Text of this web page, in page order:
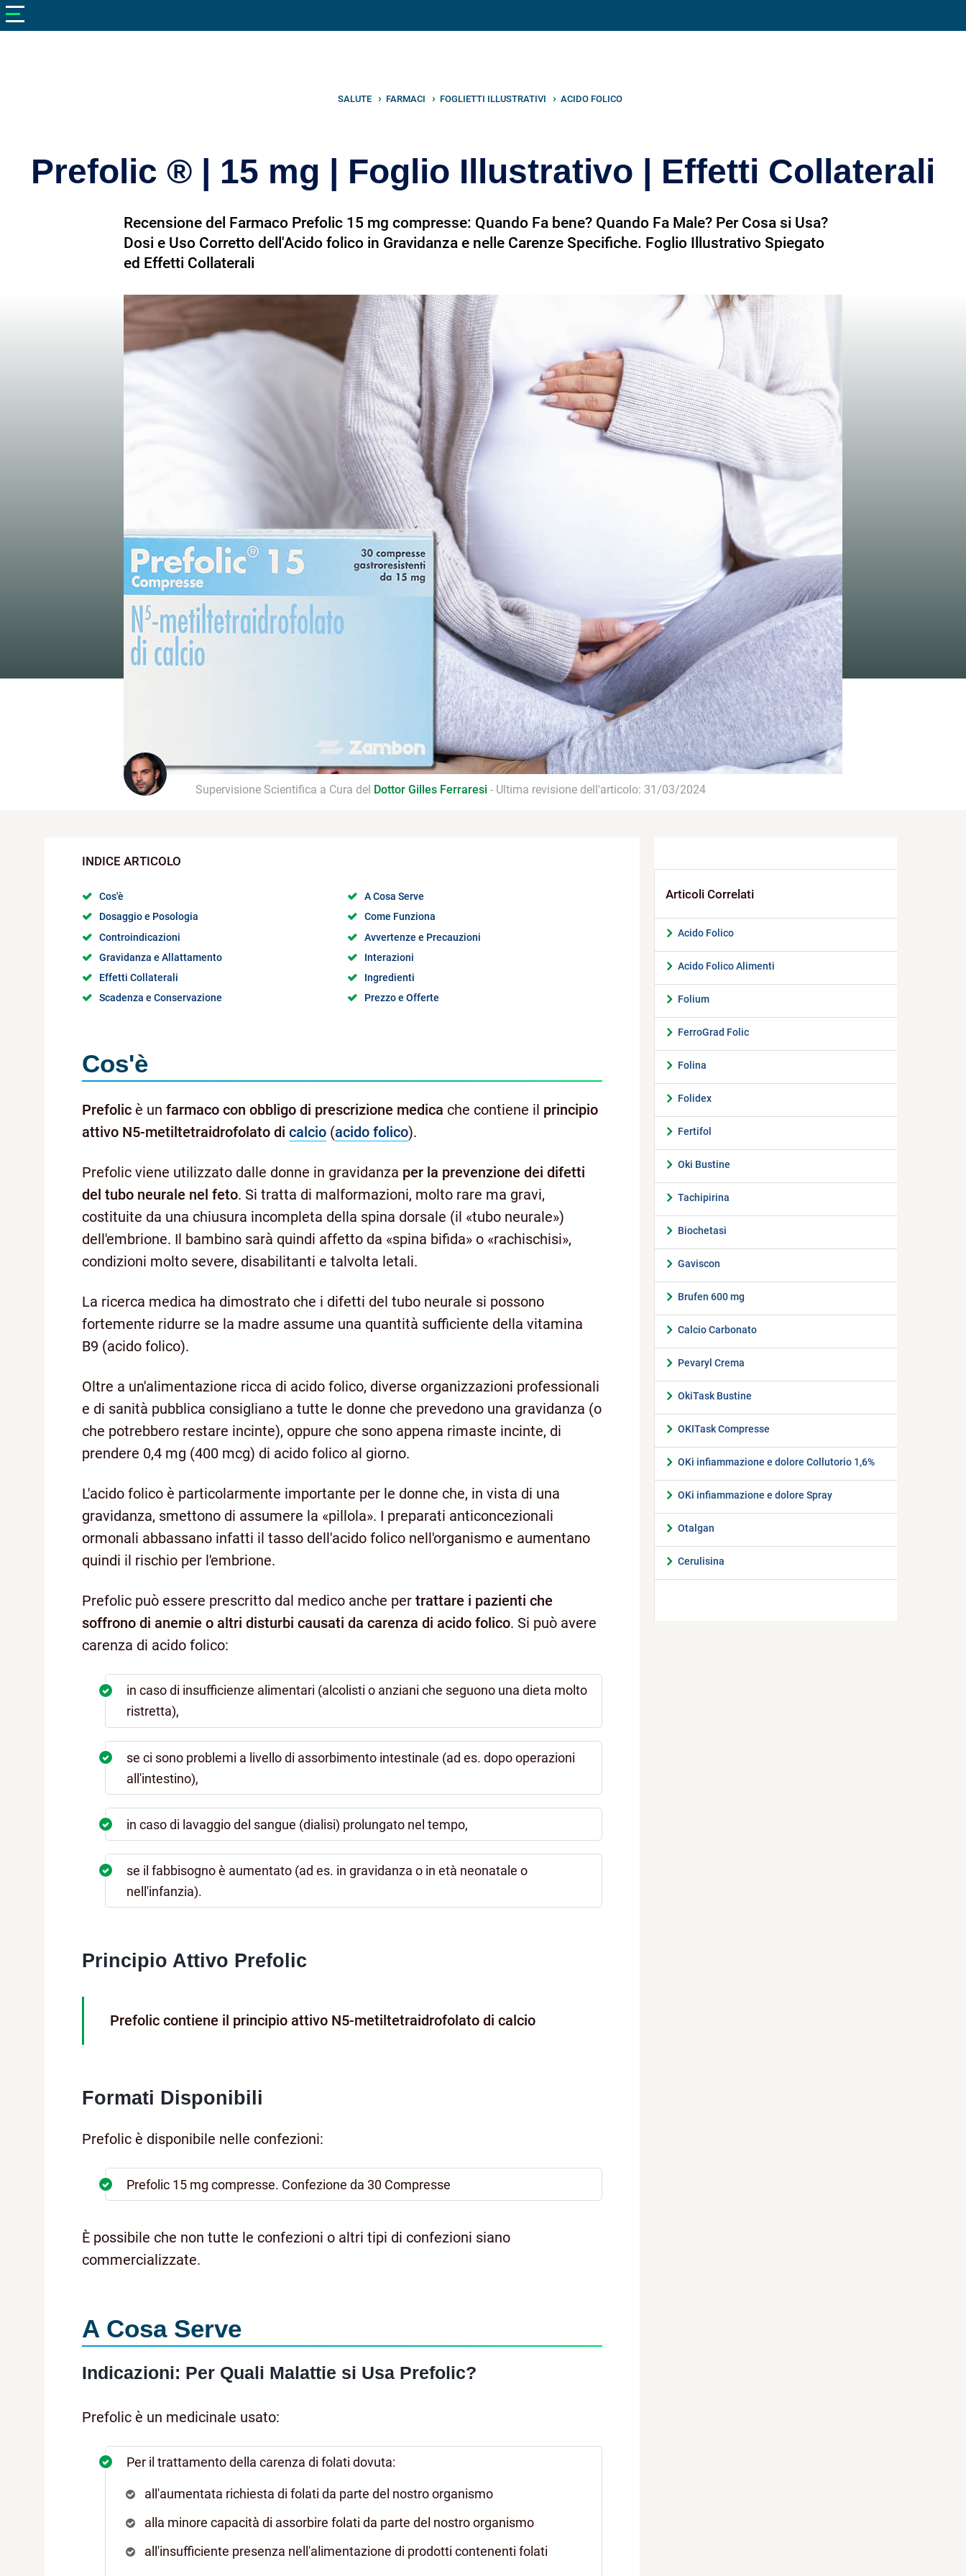
SALUTE FARMACI FOGLIETTI ILLUSTRATIVI ACIDO FOLICO
Prefolic ® | 15 mg | Foglio Illustrativo | Effetti Collaterali
Recensione del Farmaco Prefolic 15 mg compresse: Quando Fa bene? Quando Fa Male? Per Cosa si Usa?
Dosi e Uso Corretto dell'Acido folico in Gravidanza e nelle Carenze Specifiche. Foglio Illustrativo Spiegato
ed Effetti Collaterali
Supervisione Scientifica a Cura del Dottor Gilles Ferraresi - Ultima revisione dell'articolo: 31/03/2024
Cos'è
A Cosa Serve
Dosaggio e Posologia
Come Funziona
Controindicazioni
Avvertenze e Precauzioni
Gravidanza e Allattamento
Interazioni
Effetti Collaterali
Ingredienti
Scadenza e Conservazione
Prezzo e Offerte
Cos'è
Prefolic è un farmaco con obbligo di prescrizione medica che contiene il principio
attivo N5-metiltetraidrofolato di calcio (acido folico).
Prefolic viene utilizzato dalle donne in gravidanza per la prevenzione dei difetti
del tubo neurale nel feto. Si tratta di malformazioni, molto rare ma gravi,
costituite da una chiusura incompleta della spina dorsale (il «tubo neurale»)
dell'embrione. Il bambino sarà quindi affetto da «spina bifida» o «rachischisi»,
condizioni molto severe, disabilitanti e talvolta letali.
La ricerca medica ha dimostrato che i difetti del tubo neurale si possono
fortemente ridurre se la madre assume una quantità sufficiente della vitamina
B9 (acido folico).
Oltre a un'alimentazione ricca di acido folico, diverse organizzazioni professionali
e di sanità pubblica consigliano a tutte le donne che prevedono una gravidanza (o
che potrebbero restare incinte), oppure che sono appena rimaste incinte, di
prendere 0,4 mg (400 mcg) di acido folico al giorno.
L'acido folico è particolarmente importante per le donne che, in vista di una
gravidanza, smettono di assumere la «pillola». I preparati anticoncezionali
ormonali abbassano infatti il tasso dell'acido folico nell'organismo e aumentano
quindi il rischio per l'embrione.
Prefolic può essere prescritto dal medico anche per trattare i pazienti che
soffrono di anemie o altri disturbi causati da carenza di acido folico. Si può avere
carenza di acido folico:
in caso di insufficienze alimentari (alcolisti o anziani che seguono una dieta molto
ristretta),
se ci sono problemi a livello di assorbimento intestinale (ad es. dopo operazioni
all'intestino),
in caso di lavaggio del sangue (dialisi) prolungato nel tempo,
se il fabbisogno è aumentato (ad es. in gravidanza o in età neonatale o
nell'infanzia).
Principio Attivo Prefolic
Prefolic contiene il principio attivo N5-metiltetraidrofolato di calcio
Formati Disponibili
Prefolic è disponibile nelle confezioni:
Prefolic 15 mg compresse. Confezione da 30 Compresse
È possibile che non tutte le confezioni o altri tipi di confezioni siano
commercializzate.
A Cosa Serve
Indicazioni: Per Quali Malattie si Usa Prefolic?
Prefolic è un medicinale usato:
Per il trattamento della carenza di folati dovuta:
all'aumentata richiesta di folati da parte del nostro organismo
alla minore capacità di assorbire folati da parte del nostro organismo
all'insufficiente presenza nell'alimentazione di prodotti contenenti folati
Acido Folico
Acido Folico Alimenti
Folium
FerroGrad Folic
Folina
Folidex
Fertifol
Oki Bustine
Tachipirina
Biochetasi
Gaviscon
Brufen 600 mg
Calcio Carbonato
Pevaryl Crema
OkiTask Bustine
OKITask Compresse
OKi infiammazione e dolore Collutorio 1,6%
OKi infiammazione e dolore Spray
Otalgan
Cerulisina
V netonutrizione
Dimagrire